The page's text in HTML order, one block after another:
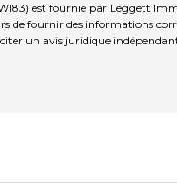
est fournie par Leggett
de fournir des informations
un avis juridique